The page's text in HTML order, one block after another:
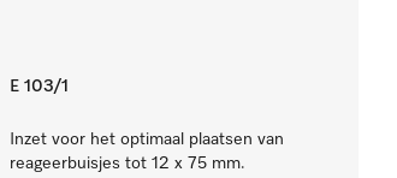
E 103/1
Inzet voor het optimaal plaatsen van
reageerbuisjes tot 12 x 75 mm.